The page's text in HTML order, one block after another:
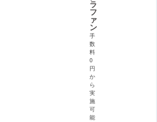
ラ
フ
ァ
ン
手
数
料
0
円
か
ら
実
施
可
能